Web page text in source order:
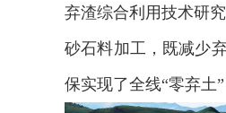
弃渣综合利用技术研
砂石料加工，既减少
保实现了全线“零弃土